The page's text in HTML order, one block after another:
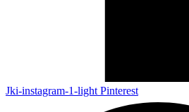
Jki-instagram-1-light Pinterest